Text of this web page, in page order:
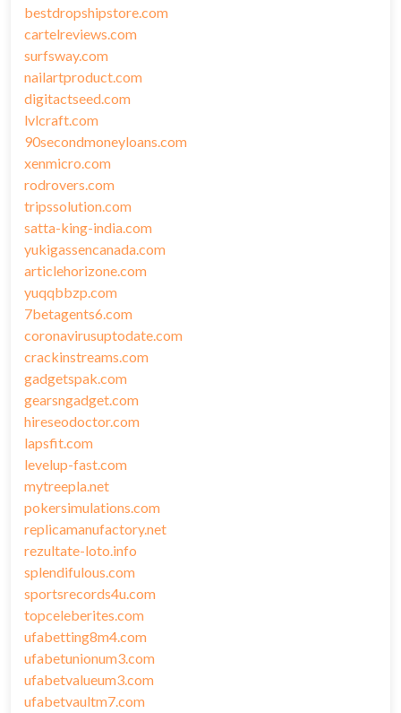
bestdropshipstore.com
cartelreviews.com
surfsway.com
nailartproduct.com
digitactseed.com
lvlcraft.com
90secondmoneyloans.com
xenmicro.com
rodrovers.com
tripssolution.com
satta-king-india.com
yukigassencanada.com
articlehorizone.com
yuqqbbzp.com
7betagents6.com
coronavirusuptodate.com
crackinstreams.com
gadgetspak.com
gearsngadget.com
hireseodoctor.com
lapsfit.com
levelup-fast.com
mytreepla.net
pokersimulations.com
replicamanufactory.net
rezultate-loto.info
splendifulous.com
sportsrecords4u.com
topceleberites.com
ufabetting8m4.com
ufabetunionum3.com
ufabetvalueum3.com
ufabetvaultm7.com